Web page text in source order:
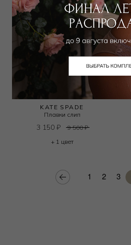
KATE SPADE
Плавки слип
3 150 ₽ 9 500₽
+ 1 цвет
1 2 3